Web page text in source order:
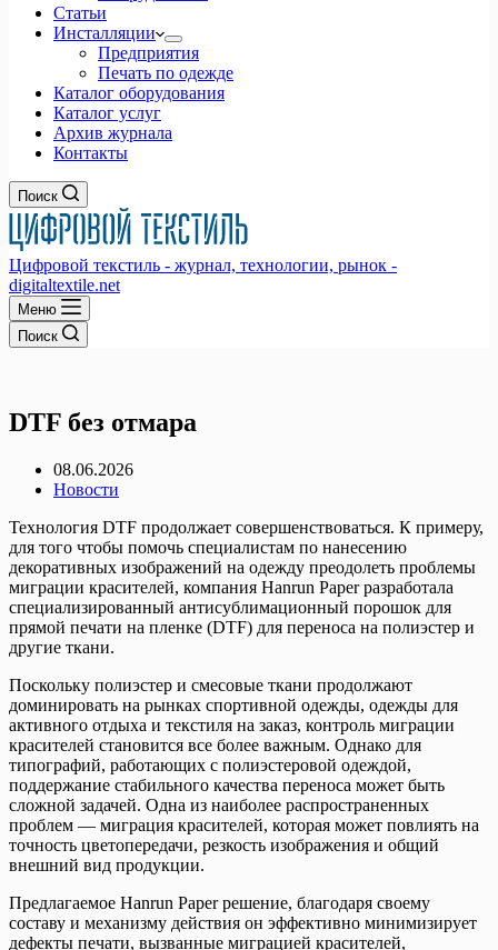
Статьи
Инсталляции
Предприятия
Печать по одежде
Каталог оборудования
Каталог услуг
Архив журнала
Контакты
Поиск
Цифровой текстиль - журнал, технологии, рынок -
digitaltextile.net
Меню
Поиск
DTF без отмара
08.06.2026
Новости
Технология DTF продолжает совершенствоваться. К примеру,
для того чтобы помочь специалистам по нанесению
декоративных изображений на одежду преодолеть проблемы
миграции красителей, компания Hanrun Paper разработала
специализированный антисублимационный порошок для
прямой печати на пленке (DTF) для переноса на полиэстер и
другие ткани.
Поскольку полиэстер и смесовые ткани продолжают
доминировать на рынках спортивной одежды, одежды для
активного отдыха и текстиля на заказ, контроль миграции
красителей становится все более важным. Однако для
типографий, работающих с полиэстеровой одеждой,
поддержание стабильного качества переноса может быть
сложной задачей. Одна из наиболее распространенных
проблем — миграция красителей, которая может повлиять на
точность цветопередачи, резкость изображения и общий
внешний вид продукции.
Предлагаемое Hanrun Paper решение, благодаря своему
составу и механизму действия он эффективно минимизирует
дефекты печати, вызванные миграцией красителей,